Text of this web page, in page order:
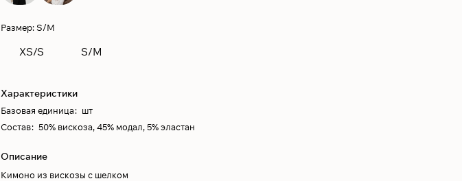
Размер:S/M
XS/S S/M
Характеристики
Базовая единица: шт
Состав: 50% вискоза, 45% модал, 5% эластан
Описание
Кимоно из вискозы с шелком